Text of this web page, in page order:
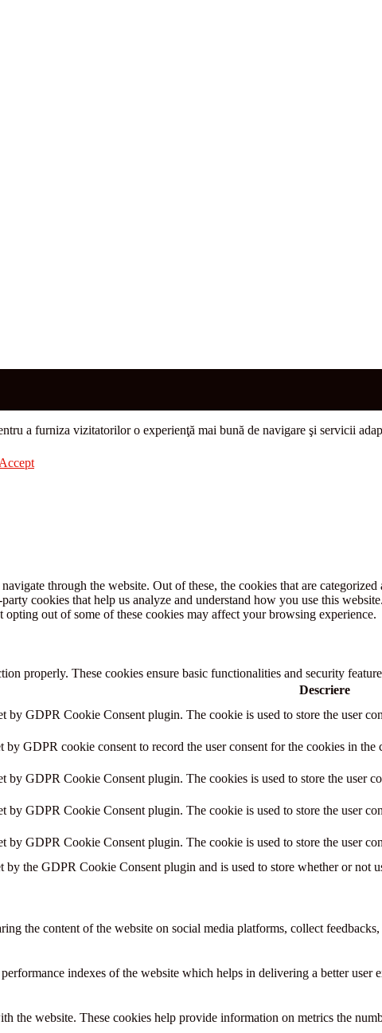
a furniza vizitatorilor o experienţă mai bună de navigare şi servicii
Accept
through the website. Out of these, the cookies that are categorized
cookies that help us analyze and understand how you use this
out of some of these cookies may affect your browsing experience.
properly. These cookies ensure basic functionalities and security
Descriere
by GDPR Cookie Consent plugin. The cookie is used to store the user
by GDPR cookie consent to record the user consent for the cookies in
by GDPR Cookie Consent plugin. The cookies is used to store the user
by GDPR Cookie Consent plugin. The cookie is used to store the user
by GDPR Cookie Consent plugin. The cookie is used to store the user
by the GDPR Cookie Consent plugin and is used to store whether or not
the content of the website on social media platforms, collect
indexes of the website which helps in delivering a better user
the website. These cookies help provide information on metrics the